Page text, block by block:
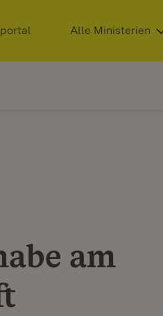
(Öffnet in neuem Fenster)
Alle Ministerien
am